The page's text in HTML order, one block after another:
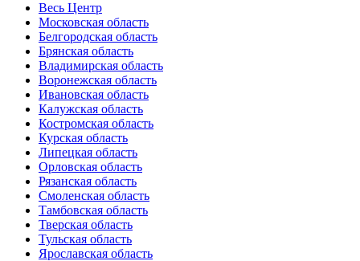
Весь Центр
Московская область
Белгородская область
Брянская область
Владимирская область
Воронежская область
Ивановская область
Калужская область
Костромская область
Курская область
Липецкая область
Орловская область
Рязанская область
Смоленская область
Тамбовская область
Тверская область
Тульская область
Ярославская область